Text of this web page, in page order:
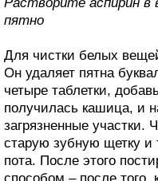
Растворите аспирин в
пятно
Для чистки белых
Он удаляет пятна
четыре таблетки,
получилась кашица, и
загрязненные участки.
старую зубную щетку и
пота. После этого